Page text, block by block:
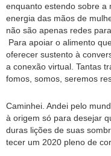
enquanto estendo sobre a
energia das mãos de
não são apenas redes
Para apoiar o alimento
oferecer sustento à
a conexão virtual. Tantas
fomos, somos, seremos
Caminhei. Andei pelo
à origem só para desejar
duras lições de suas
tecer um 2020 pleno de